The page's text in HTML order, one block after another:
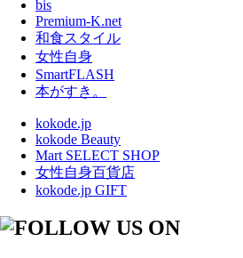
bis
Premium-K.net
和食スタイル
女性自身
SmartFLASH
本がすき。
kokode.jp
kokode Beauty
Mart SELECT SHOP
女性自身百貨店
kokode.jp GIFT